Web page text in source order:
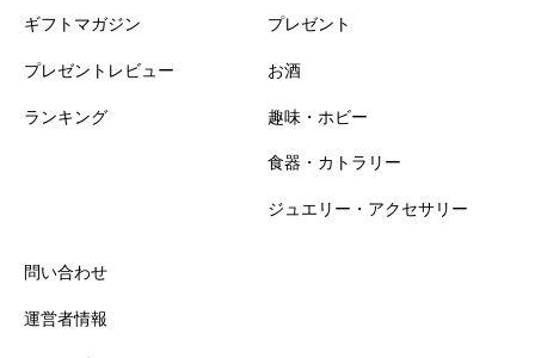
ギフトマガジン
プレゼントレビュー
ランキング
プレゼント
お酒
趣味・ホビー
食器・カトラリー
ジュエリー・アクセサリー
問い合わせ
運営者情報